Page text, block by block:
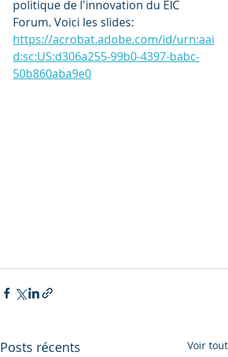
politique de l'innovation du EIC
Forum. Voici les slides:
https://acrobat.adobe.com/id/urn:aai
d:sc:US:d306a255-99b0-4397-babc-
50b860aba9e0
Posts récents Voir tout